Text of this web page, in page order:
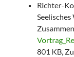
Richter-
801 KB,